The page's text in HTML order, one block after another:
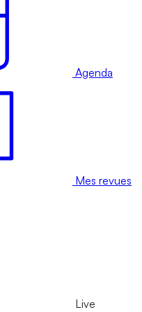
Agenda
Mes revues
Live